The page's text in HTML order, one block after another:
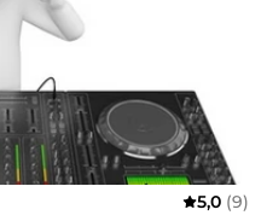
5,0 (9)